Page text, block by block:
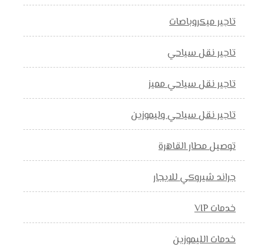
تاجير ميكروباصات
تاجير نقل سياحي
تاجير نقل سياحي مميز
تاجير نقل سياحي وليموزين
توصيل مطار القاهرة
جراند شيروكي للايجار
خدمات VIP
خدمات الليموزين